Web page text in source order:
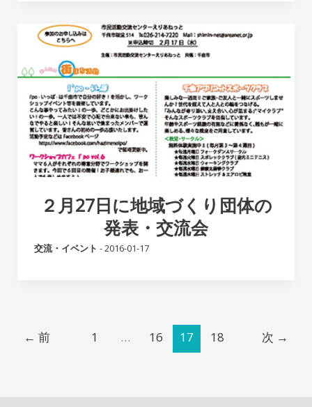
２月27日に地域づくり団体の
発表・交流会
交流・イベント -2016-01-17
← 前 1 … 16 17 18 次 →